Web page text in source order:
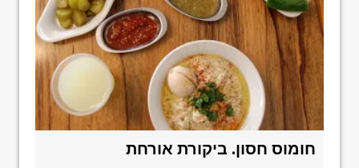
חומוס חסון. ביקורת אורחת